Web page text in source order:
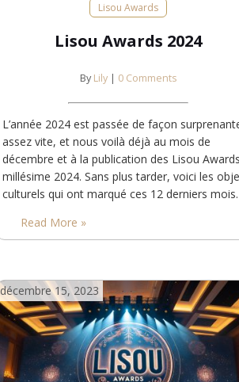
Lisou Awards
Lisou Awards 2024
By Lily | 0 Comments
L’année 2024 est passée de façon
assez vite, et nous voilà déjà au mois de
décembre et à la publication des Lisou
millésime 2024. Sans plus tarder, voici les
culturels qui ont marqué ces 12 derniers mois.
avec moi cette année est Prophet Song, de
Read More »
décembre 15, 2023